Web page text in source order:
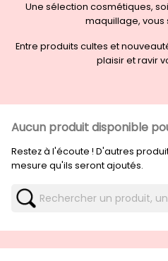
Une sélection cosmétiques,
maquillage, vous
Entre produits cultes et
plaisir et ravir
Aucun produit disponible
Restez à l'écoute ! D'autres
mesure qu'ils seront ajoutés.